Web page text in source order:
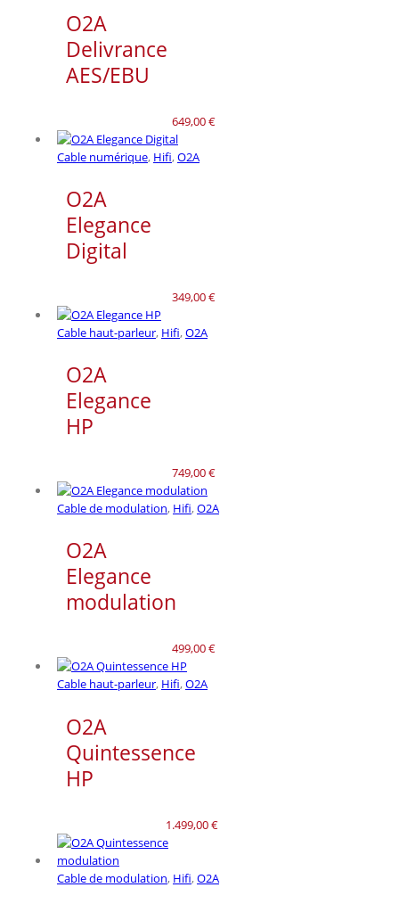
O2A
Delivrance
AES/EBU
649,00€
Cable numérique, Hifi,O2A
O2A
Elegance
Digital
349,00€
Cable haut-parleur, Hifi,O2A
O2A
Elegance
HP
749,00€
Cable de modulation, Hifi,O2A
O2A
Elegance
modulation
499,00€
Cable haut-parleur, Hifi,O2A
O2A
Quintessence
HP
1.499,00€
Cable de modulation, Hifi,O2A